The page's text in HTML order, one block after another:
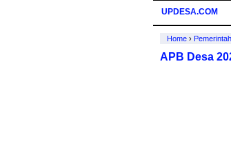
UPDESA.COM
Home ›
APB Desa